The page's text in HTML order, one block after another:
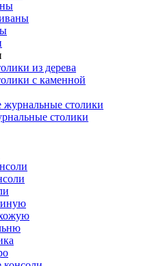
из дерева
с каменной
журнальные столики
столики